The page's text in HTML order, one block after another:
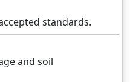
standards.
and soil